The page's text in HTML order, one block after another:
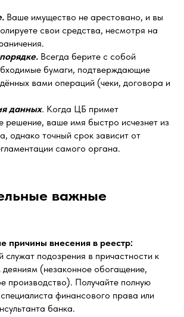
Ваше имущество не арестовано, и вы
свои средства, несмотря на
Всегда берите с собой
бумаги, подтверждающие
вами операций (чеки, договора и
данных. Когда ЦБ примет
решение, ваше имя быстро исчезнет из
однако точный срок зависит от
самого органа.
важные
причины внесения в реестр:
подозрения в причастности к
(незаконное обогащение,
производство). Получайте полную
финансового права или
банка.